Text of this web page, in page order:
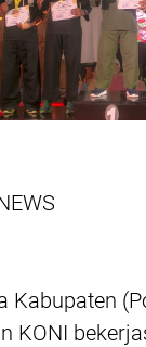
Kabupaten
KONI